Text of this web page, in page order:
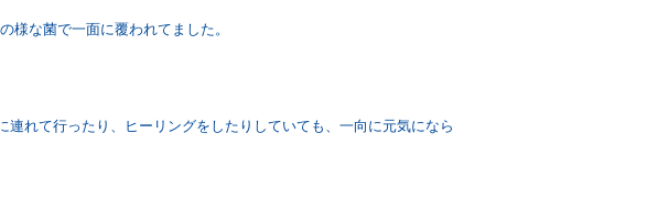
様な菌で一面に覆われてました。
れて行ったり、ヒーリングをしたりしていても、一向に元気になら